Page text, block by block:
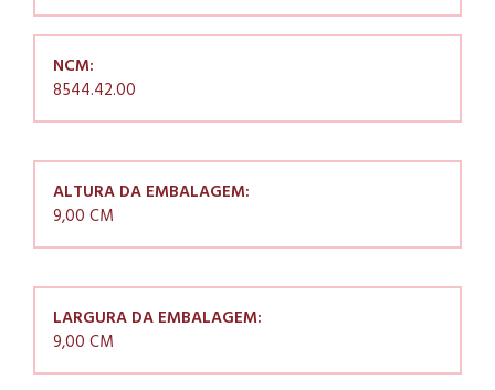
NCM:
8544.42.00
ALTURA DA EMBALAGEM:
9,00 CM
LARGURA DA EMBALAGEM:
9,00 CM